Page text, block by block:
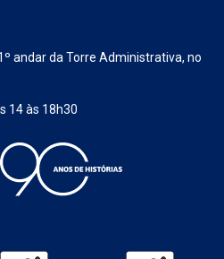
andar da Torre Administrativa, no
14 às 18h30